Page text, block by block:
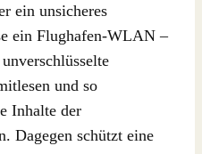
ein unsicheres
ein Flughafen-WLAN –
und so
Inhalte der
Dagegen schützt eine